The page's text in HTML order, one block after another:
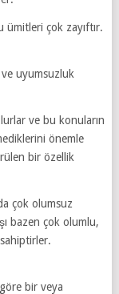
ümitleri çok zayıftır.
uyumsuzluk
ve bu konuların
önemle
bir özellik
çok olumsuz
bazen çok olumlu,
bir veya